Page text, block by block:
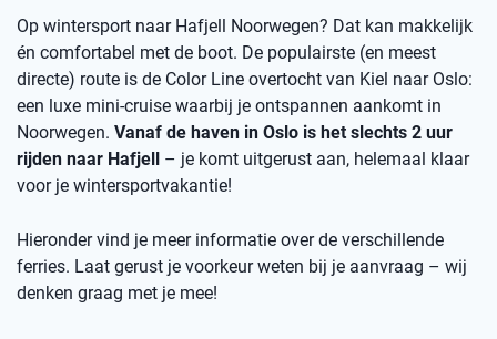
Op wintersport naar Hafjell Noorwegen? Dat kan makkelijk
én comfortabel met de boot. De populairste (en meest
directe) route is de Color Line overtocht van Kiel naar Oslo:
een luxe mini-cruise waarbij je ontspannen aankomt in
Noorwegen. Vanaf de haven in Oslo is het slechts 2 uur
rijden naar Hafjell – je komt uitgerust aan, helemaal klaar
voor je wintersportvakantie!
Hieronder vind je meer informatie over de verschillende
ferries. Laat gerust je voorkeur weten bij je aanvraag – wij
denken graag met je mee!